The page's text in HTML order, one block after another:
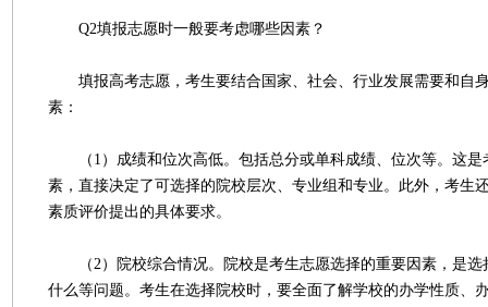
Q2填报志愿时一般要考虑哪些因素？
填报高考志愿，考生要结合国家、社会、行业发展需要和自
素：
（1）成绩和位次高低。包括总分或单科成绩、位次等。这是
素，直接决定了可选择的院校层次、专业组和专业。此外，考生
素质评价提出的具体要求。
（2）院校综合情况。院校是考生志愿选择的重要因素，是选
什么等问题。考生在选择院校时，要全面了解学校的办学性质、